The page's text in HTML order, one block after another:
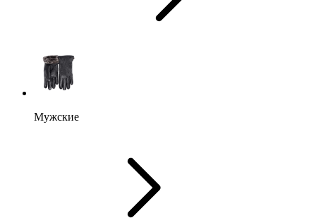
Мужские